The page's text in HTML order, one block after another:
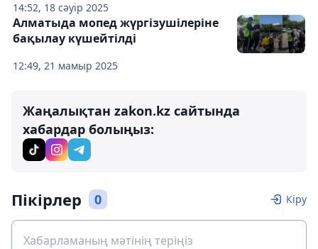
14:52, 18 сәуір 2025
12:49, 21 мамыр 2025
Алматыда мопед жүргізушілеріне
бақылау күшейтілді
Жаңалықтан zakon.kz сайтында
хабардар болыңыз:
Пікірлер 0 Кіру